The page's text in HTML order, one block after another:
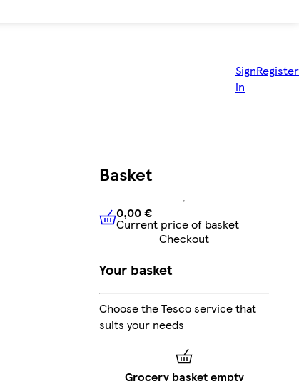
Sign
in
Register
Basket
0,00 €Current price of
0,00 €
Current price of basket
Checkout
Your basket
Choose the Tesco service that
suits your needs
Grocery basket empty